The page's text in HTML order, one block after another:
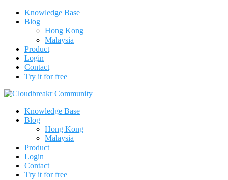
Knowledge Base
Blog
Hong Kong
Malaysia
Product
Login
Contact
Try it for free
Knowledge Base
Blog
Hong Kong
Malaysia
Product
Login
Contact
Try it for free